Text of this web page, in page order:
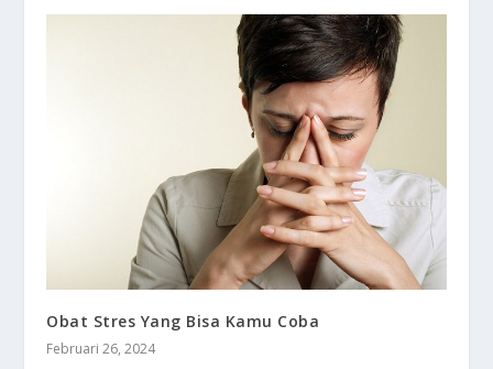
Obat Stres Yang Bisa Kamu Coba
Februari 26, 2024